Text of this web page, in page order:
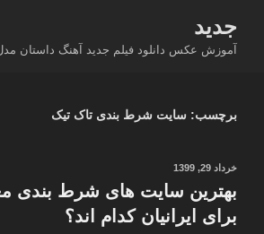
محتوا
جدید
آموزش عکس دانلود فیلم جدید آهنگ داستان مدل
برچسب: سایت شرط بندی تاک تیک
نوشته‌شده
خرداد 29, 1399
بهترین سایت های شرط بندی
برای ایرانیان کدام اند؟